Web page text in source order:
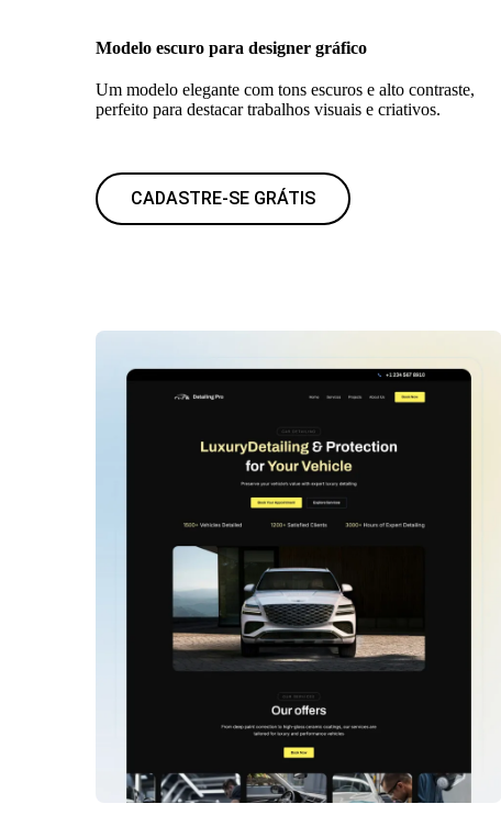
Modelo escuro para designer gráfico
Um modelo elegante com tons escuros e alto contraste,
perfeito para destacar trabalhos visuais e criativos.
CADASTRE-SE GRÁTIS